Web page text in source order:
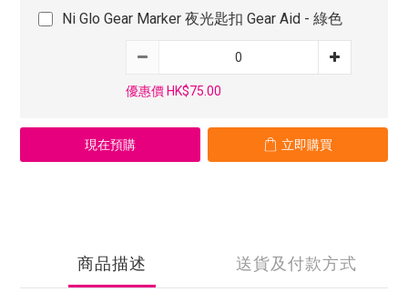
Ni Glo Gear Marker 夜光匙扣 Gear Aid - 綠色
優惠價 HK$75.00
現在預購 立即購買
商品描述 送貨及付款方式